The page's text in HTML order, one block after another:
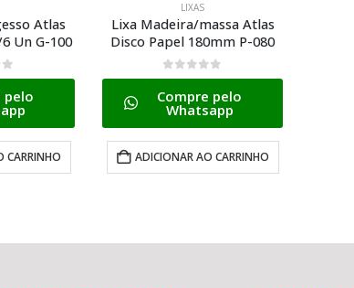
Atlas
Un G-100
pelo
CARRINHO
LIXAS
Lixa Madeira/massa Atlas
Disco Papel 180mm P-080
0de 5
Compre pelo
Whatsapp
ADICIONAR AO CARRINHO